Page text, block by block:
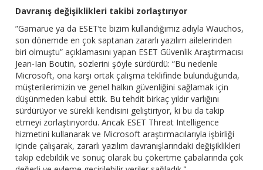
Davranış değişiklikleri takibi zorlaştırıyor
”Gamarue ya da ESET’te bizim kullandığımız adıyla Wauchos,
son dönemde en çok saptanan zararlı yazılım ailelerinden
biri olmuştu” açıklamasını yapan ESET Güvenlik Araştırmacısı
Jean-Ian Boutin, sözlerini şöyle sürdürdü: “Bu nedenle
Microsoft, ona karşı ortak çalışma teklifinde bulunduğunda,
müşterilerimizin ve genel halkın güvenliğini sağlamak için
düşünmeden kabul ettik. Bu tehdit birkaç yıldır varlığını
sürdürüyor ve sürekli kendisini geliştiriyor, ki bu da takip
etmeyi zorlaştırıyordu. Ancak ESET Threat Intelligence
hizmetini kullanarak ve Microsoft araştırmacılarıyla işbirliği
içinde çalışarak, zararlı yazılım davranışlarındaki değişiklikleri
takip edebildik ve sonuç olarak bu çökertme çabalarında çok